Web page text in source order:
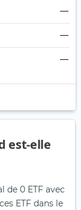
—
—
—
est-elle
de 0 ETF avec
ETF dans le